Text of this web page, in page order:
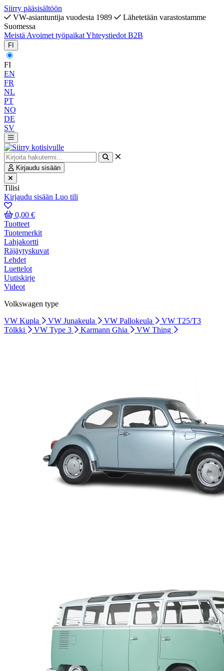
Siirry pääsisältöön
VW-asiantuntija vuodesta 1989
Lähetetään varastostamme
Suomessa
Meistä Avoimet työpaikatYhteystiedot B2B
FI
FI
EN
FR
NL
PT
NO
DE
SV
Kirjaudu sisään
Tilisi
Kirjaudu sisään Luo tili
0,00 €
Tuotteet
Tuotemerkit
Lahjakortti
Räjäytyskuvat
Lehdet
Luettelot
Uutiskirje
Videot
Volkswagen type
VW Kupla
VW Junakeula VW Pallokeula
VW T25/T3
Tölkki
VW Type 3 Karmann Ghia VW Thing